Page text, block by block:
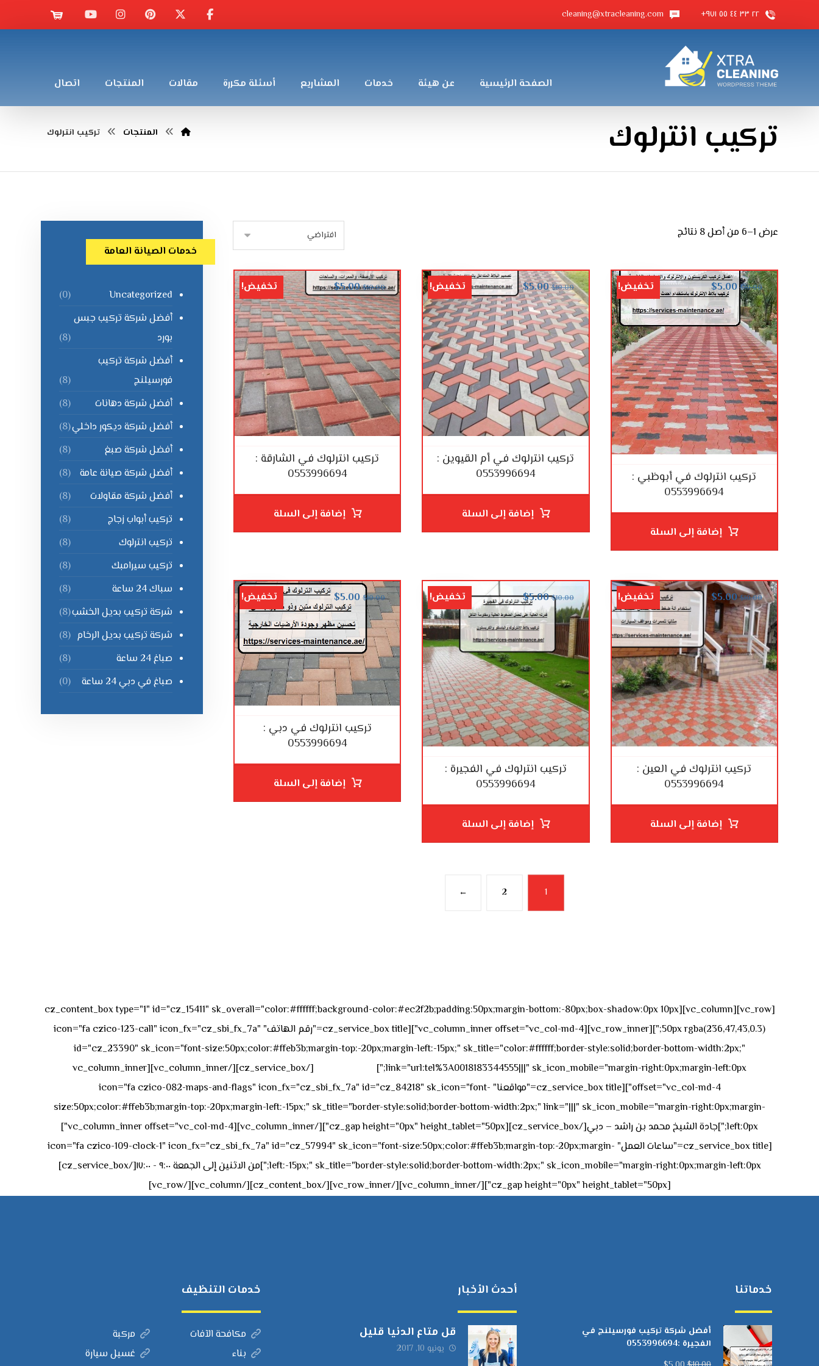
٢٢ ٣٣ ٤٤ ٥٥ ٩٧١+ cleaning@xtracleaning.com
الصفحة الرئيسية عن هيئة خدمات المشاريع أسئلة مكررة مقالات المنتجات اتصال
تركيب انترلوك المنتجات تركيب انترلوك
عرض 1–6 من أصل 8 نتائج
تركيب انترلوك في أبوظبي :
0553996694
$10.00
$5.00 تخفيض!
إضافة إلى السلة
تركيب انترلوك في أم القيوين :
0553996694
$10.00
$5.00 تخفيض!
إضافة إلى السلة
تركيب انترلوك في الشارقة :
0553996694
$10.00
$5.00 تخفيض!
إضافة إلى السلة
تركيب انترلوك في العين :
0553996694
$10.00
$5.00 تخفيض!
إضافة إلى السلة
تركيب انترلوك في الفجيرة :
0553996694
$10.00
$5.00 تخفيض!
إضافة إلى السلة
تركيب انترلوك في دبي :
0553996694
$10.00
$5.00 تخفيض!
إضافة إلى السلة
1
2
←
خدمات الصيانة العامة
Uncategorized
(0)
أفضل شركة تركيب جبس
بورد
(8)
أفضل شركة تركيب
فورسيلنج
(8)
أفضل شركة دهانات
(8)
أفضل شركة ديكور داخلي(8)
أفضل شركة صبغ
(8)
أفضل شركة صيانة عامة
(8)
أفضل شركة مقاولات
(8)
تركيب أبواب زجاج
(8)
تركيب انترلوك
(8)
تركيب سيرامبك
(8)
سباك 24 ساعة
(8)
شركة تركيب بديل الخشب(8)
شركة تركيب بديل الرخام (8)
صباغ 24 ساعة
(8)
صباغ في دبي 24 ساعة
(0)
[vc_row][vc_column][cz_content_box type="1" id="cz_15411" sk_overall="color:#ffffff;background-color:#ec2f2b;padding:50px;margin-bottom:-80px;box-shadow:0px 10px
50px rgba(236,47,43,0.3);"][vc_row_inner][vc_column_inner offset="vc_col-md-4"][cz_service_box title="رقم الهاتف" icon="fa czico-123-call" icon_fx="cz_sbi_fx_7a"
id="cz_23390" sk_icon="font-size:50px;color:#ffeb3b;margin-top:-20px;margin-left:-15px;" sk_title="color:#ffffff;border-style:solid;border-bottom-width:2px;"
link="url:tel%3A0018183344555|||" sk_icon_mobile="margin-right:0px;margin-left:0px;"]
[/cz_service_box][/vc_column_inner][vc_column_inner
offset="vc_col-md-4"][cz_service_box title="مواقعنا" icon="fa czico-082-maps-and-flags" icon_fx="cz_sbi_fx_7a" id="cz_84218" sk_icon="font-
size:50px;color:#ffeb3b;margin-top:-20px;margin-left:-15px;" sk_title="border-style:solid;border-bottom-width:2px;" link="|||" sk_icon_mobile="margin-right:0px;margin-
left:0px;"]جادة الشيخ محمد بن راشد – دبي[/cz_service_box][cz_gap height="0px" height_tablet="50px"][/vc_column_inner][vc_column_inner offset="vc_col-md-4"]
[cz_service_box title="ساعات العمل" icon="fa czico-109-clock-1" icon_fx="cz_sbi_fx_7a" id="cz_57994" sk_icon="font-size:50px;color:#ffeb3b;margin-top:-20px;margin-
left:-15px;" sk_title="border-style:solid;border-bottom-width:2px;" sk_icon_mobile="margin-right:0px;margin-left:0px;"]من الاثنين إلى الجمعة ٩:٠٠ - ١٧:٠٠[/cz_service_box]
[cz_gap height="0px" height_tablet="50px"][/vc_column_inner][/vc_row_inner][/cz_content_box][/vc_column][/vc_row]
خدماتنا
أفضل شركة تركيب فورسيلنج في
الفجيرة :0553996694
أحدث الأخبار
قل متاع الدنيا قليل
يونيو 10, 2017
خدمات التنظيف
مكافحة الآفات
مركبة
بناء
غسيل سيارة